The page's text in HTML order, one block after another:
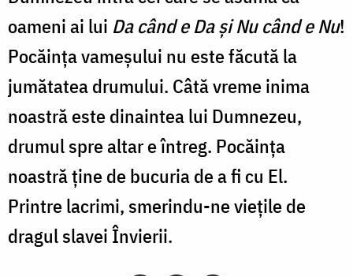
oameni ai lui Da când e Da și Nu când e Nu!
Pocăința vameșului nu este făcută la
jumătatea drumului. Câtă vreme inima
noastră este dinaintea lui Dumnezeu,
drumul spre altar e întreg. Pocăința
noastră ține de bucuria de a fi cu El.
Printre lacrimi, smerindu-ne viețile de
dragul slavei Învierii.